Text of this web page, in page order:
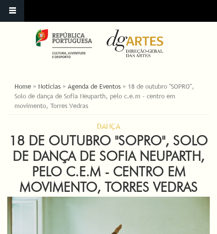
ESTÁ AQUI
Home » Noticias » Agenda de Eventos » 18 de outubro "SOPRO",
Solo de dança de Sofia Neuparth, pelo c.e.m - centro em
movimento, Torres Vedras
DANÇA
18 DE OUTUBRO "SOPRO", SOLO
DE DANÇA DE SOFIA NEUPARTH,
PELO C.E.M - CENTRO EM
MOVIMENTO, TORRES VEDRAS